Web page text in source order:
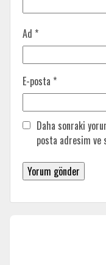
Ad *
E-posta *
Daha sonraki
posta adresim ve